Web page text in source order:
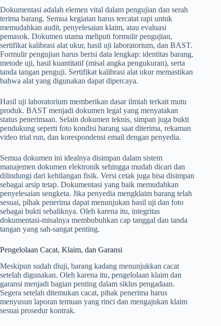
Dokumentasi adalah elemen vital dalam pengujian dan serah
terima barang. Semua kegiatan harus tercatat rapi untuk
memudahkan audit, penyelesaian klaim, atau evaluasi
pemasok. Dokumen utama meliputi formulir pengujian,
sertifikat kalibrasi alat ukur, hasil uji laboratorium, dan BAST.
Formulir pengujian harus berisi data lengkap: identitas barang,
metode uji, hasil kuantitatif (misal angka pengukuran), serta
tanda tangan penguji. Sertifikat kalibrasi alat ukur memastikan
bahwa alat yang digunakan dapat dipercaya.
Hasil uji laboratorium memberikan dasar ilmiah terkait mutu
produk. BAST menjadi dokumen legal yang menyatakan
status penerimaan. Selain dokumen teknis, simpan juga bukti
pendukung seperti foto kondisi barang saat diterima, rekaman
video trial run, dan korespondensi email dengan penyedia.
Semua dokumen ini idealnya disimpan dalam sistem
manajemen dokumen elektronik sehingga mudah dicari dan
dilindungi dari kehilangan fisik. Versi cetak juga bisa disimpan
sebagai arsip tetap. Dokumentasi yang baik memudahkan
penyelesaian sengketa. Jika penyedia mengklaim barang telah
sesuai, pihak penerima dapat menunjukan hasil uji dan foto
sebagai bukti sebaliknya. Oleh karena itu, integritas
dokumentasi-misalnya membubuhkan cap tanggal dan tanda
tangan yang sah-sangat penting.
Pengelolaan Cacat, Klaim, dan Garansi
Meskipun sudah diuji, barang kadang menunjukkan cacat
setelah digunakan. Oleh karena itu, pengelolaan klaim dan
garansi menjadi bagian penting dalam siklus pengadaan.
Segera setelah ditemukan cacat, pihak penerima harus
menyusun laporan temuan yang rinci dan mengajukan klaim
sesuai prosedur kontrak.